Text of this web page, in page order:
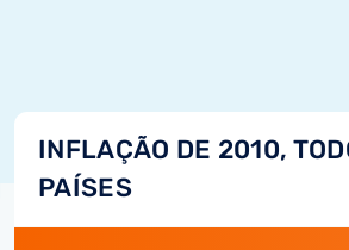
INFLAÇÃO DE 2010,
PAÍSES